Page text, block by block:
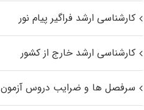
کارشناسی ارشد فراگیر پیام نور
کارشناسی ارشد خارج از کشور
سرفصل ها و ضرایب دروس آزمون